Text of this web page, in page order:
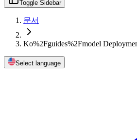
Toggle Sidebar
문서
Ko%2Fguides%2Fmodel
Select language